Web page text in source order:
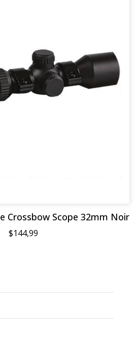
Crossbow Scope 32mm Noir
$144,99